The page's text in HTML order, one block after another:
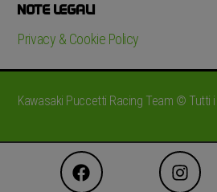
NOTE LEGALI
Privacy & Cookie Policy
Kawasaki Puccetti Racing Team © Tutti